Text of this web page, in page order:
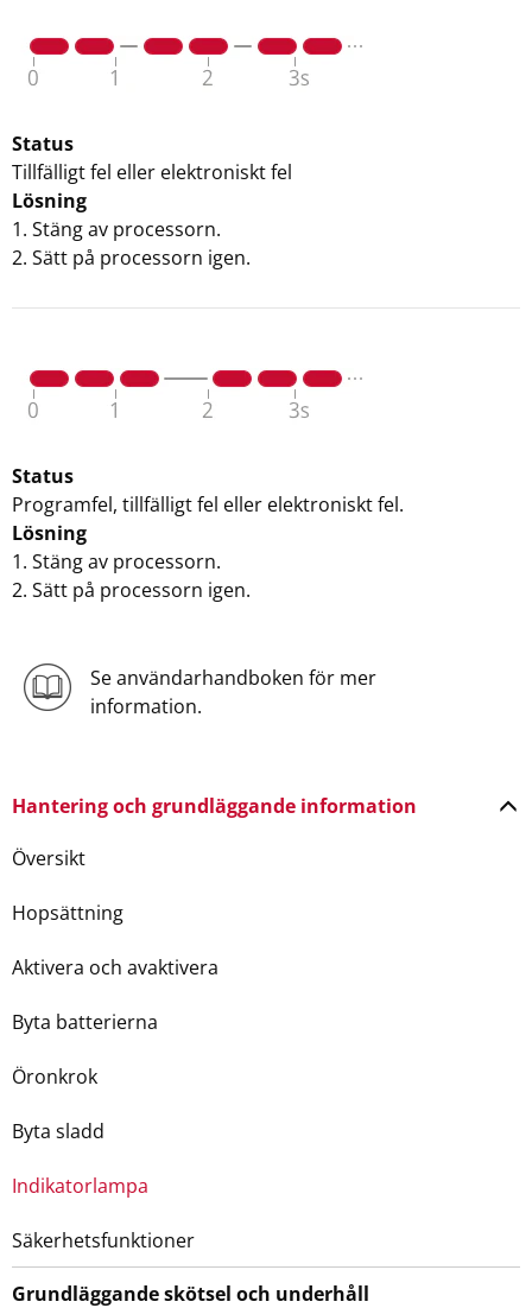
Status
Tillfälligt fel eller elektroniskt fel
Lösning
1. Stäng av processorn.
2. Sätt på processorn igen.
Status
Programfel, tillfälligt fel eller elektroniskt fel.
Lösning
1. Stäng av processorn.
2. Sätt på processorn igen.
Se användarhandboken för mer
information.
Hantering och grundläggande information
Översikt
Hopsättning
Aktivera och avaktivera
Byta batterierna
Öronkrok
Byta sladd
Indikatorlampa
Säkerhetsfunktioner
Grundläggande skötsel och underhåll